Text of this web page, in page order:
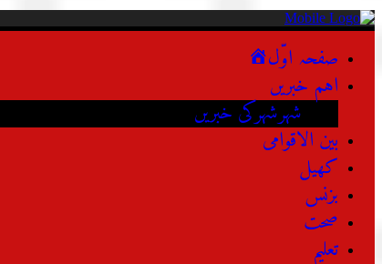
صفحہ اوّل
اہم خبریں
شہرشہرکی خبریں
بین الاقوامی
کھیل
بزنس
صحت
تعلیم